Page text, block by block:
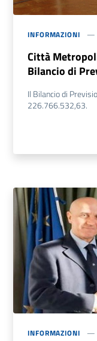
INFORMAZIONI
Città
Bilancio di
Il Bilancio di
226.766.532,63.
INFORMAZIONI